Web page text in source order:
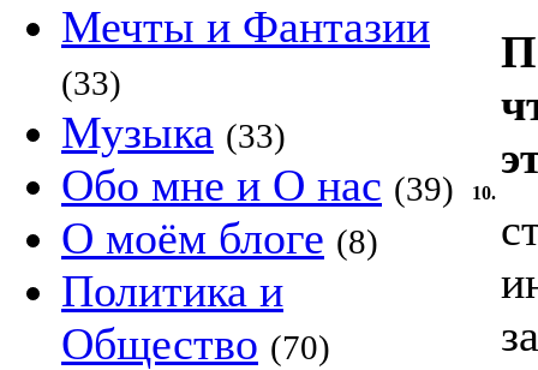
Мечты и Фантазии
(33)
Музыка (33)
Обо мне и О нас (39)
О моём блоге (8)
Политика и
Общество (70)
10.